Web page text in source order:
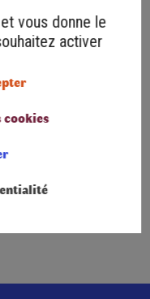
vous donne le
activer